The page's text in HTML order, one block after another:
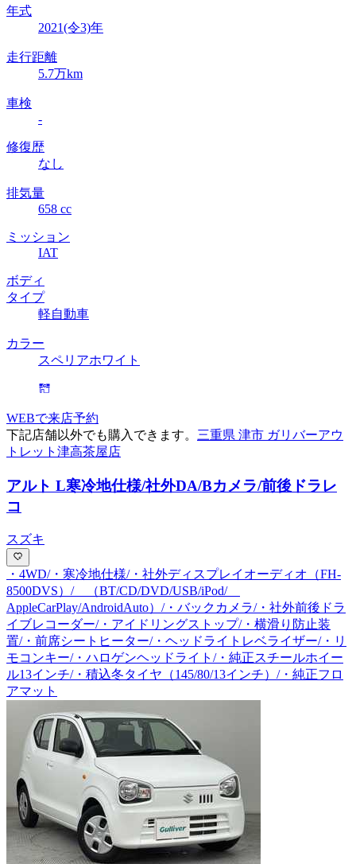
年式
2021(令3)年
走行距離
5.7万km
車検
-
修復歴
なし
排気量
658 cc
ミッション
IAT
ボディ
タイプ
軽自動車
カラー
スペリアホワイト
WEBで来店予約
下記店舗以外でも購入できます。 三重県 津市 ガリバーアウ
トレット津高茶屋店
アルト L寒冷地仕様/社外DA/Bカメラ/前後ドラレ
コ
スズキ
・4WD/・寒冷地仕様/・社外ディスプレイオーディオ（FH-
8500DVS）/ （BT/CD/DVD/USB/iPod/
AppleCarPlay/AndroidAuto）/・バックカメラ/・社外前後ドラ
イブレコーダー/・アイドリングストップ/・横滑り防止装
置/・前席シートヒーター/・ヘッドライトレベライザー/・リ
モコンキー/・ハロゲンヘッドライト/・純正スチールホイー
ル13インチ/・積込冬タイヤ（145/80/13インチ）/・純正フロ
アマット